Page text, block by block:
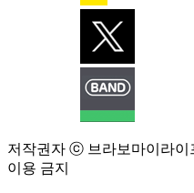
저작권자 ⓒ 브라보마이라이
이용 금지